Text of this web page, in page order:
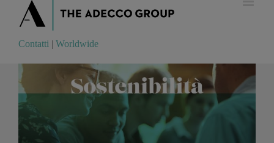
Contatti Worldwide
Contatti | Worldwide